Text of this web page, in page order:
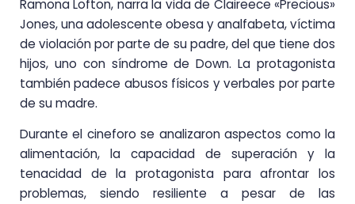
Ramona Lofton, narra la vida de Claireece «Precious»
Jones, una adolescente obesa y analfabeta, víctima
de violación por parte de su padre, del que tiene dos
hijos, uno con síndrome de Down. La protagonista
también padece abusos físicos y verbales por parte
de su madre.
Durante el cineforo se analizaron aspectos como la
alimentación, la capacidad de superación y la
tenacidad de la protagonista para afrontar los
problemas, siendo resiliente a pesar de las